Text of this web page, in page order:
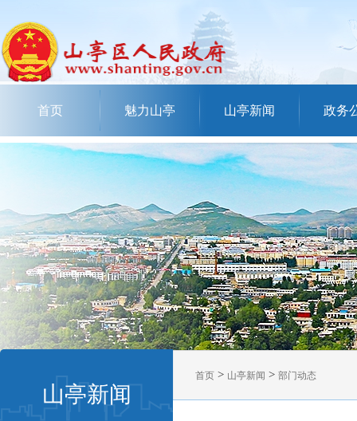
首页 魅力山亭 山亭新闻 政务
山亭新闻
首页 > 山亭新闻 > 部门动态